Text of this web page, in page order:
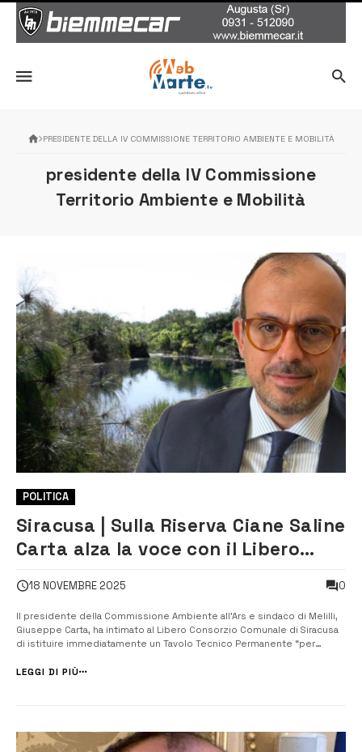
PRESIDENTE DELLA IV COMMISSIONE TERRITORIO AMBIENTE E MOBILITÀ
presidente della IV Commissione
Territorio Ambiente e Mobilità
POLITICA
Siracusa | Sulla Riserva Ciane Saline
Carta alza la voce con il Libero
18 NOVEMBRE 2025 0
Il presidente della Commissione Ambiente all’Ars e sindaco di Melilli,
Giuseppe Carta, ha intimato al Libero Consorzio Comunale di Siracusa
di istituire immediatamente un Tavolo Tecnico Permanente “per
Ciane e Saline di Siracusa”. L’atto formale arriva dopo mesi di denunc...
LEGGI DI PIÙ